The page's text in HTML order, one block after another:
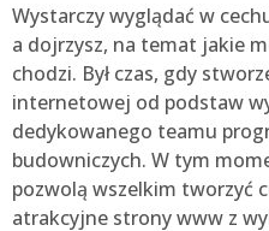
Wystarczy wyglądać w
a dojrzysz, na temat jakie
chodzi. Był czas, gdy
internetowej od podstaw
dedykowanego teamu
budowniczych. W tym
pozwolą wszelkim tworzyć
atrakcyjne strony www z